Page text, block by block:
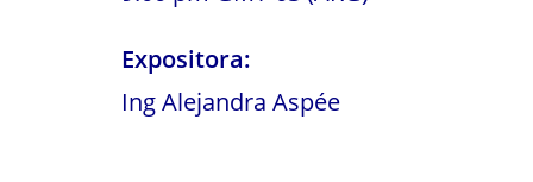
Expositora:
Ing Alejandra Aspée